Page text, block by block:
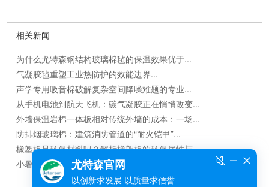
相关新闻
为什么尤特森钢结构玻璃棉毡的保温效果优于...
气凝胶毡重塑工业热防护的效能边界...
声学专用吸音棉破解复杂空间降噪难题的专业...
从手机电池到航天飞机：碳气凝胶正在悄悄改变...
外墙保温岩棉一体板相对传统外墙的成本：一场...
防排烟玻璃棉：建筑消防管道的“耐火铠甲”...
橡塑板是环保材料吗？解析橡塑板的环保属性与...
小暑至，清风伴安｜尤特森以节能保温守护四季舒...